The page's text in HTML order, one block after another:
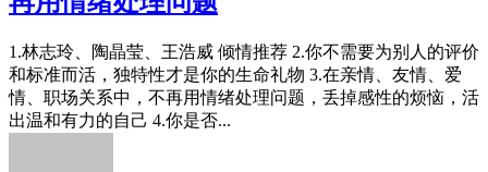
1.林志玲、陶晶莹、王浩威 倾情推荐 2.你不需要为别人的评价
和标准而活，独特性才是你的生命礼物 3.在亲情、友情、爱
情、职场关系中，不再用情绪处理问题，丢掉感性的烦恼，活
出温和有力的自己 4.你是否...